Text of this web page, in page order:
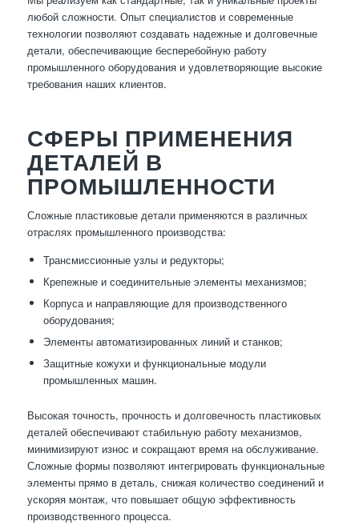
любой сложности. Опыт специалистов и современные
технологии позволяют создавать надежные и долговечные
детали, обеспечивающие бесперебойную работу
промышленного оборудования и удовлетворяющие высокие
требования наших клиентов.
СФЕРЫ ПРИМЕНЕНИЯ
ДЕТАЛЕЙ В
ПРОМЫШЛЕННОСТИ
Сложные пластиковые детали применяются в различных
отраслях промышленного производства:
Трансмиссионные узлы и редукторы;
Крепежные и соединительные элементы механизмов;
Корпуса и направляющие для производственного
оборудования;
Элементы автоматизированных линий и станков;
Защитные кожухи и функциональные модули
промышленных машин.
Высокая точность, прочность и долговечность пластиковых
деталей обеспечивают стабильную работу механизмов,
минимизируют износ и сокращают время на обслуживание.
Сложные формы позволяют интегрировать функциональные
элементы прямо в деталь, снижая количество соединений и
ускоряя монтаж, что повышает общую эффективность
производственного процесса.